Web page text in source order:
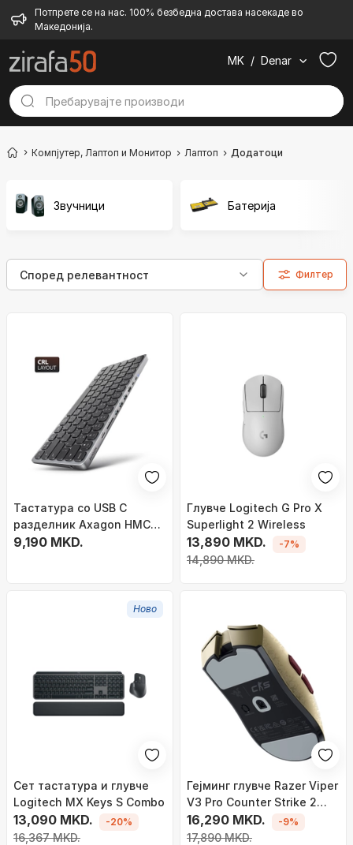
Потпрете се на нас. 100% безбедна достава насекаде во
Македонија.
MK / Denar
Компјутер, Лаптоп и Монитор Лаптоп Додатоци
Звучници Батерија
Филтер
Тастатура со USB C
разделник Axagon HMC
KB CRL, 9 во 1, 0.6m, сива
9,190 MKD.
Глувче Logitech G Pro X
Superlight 2 Wireless
13,890 MKD.
14,890 MKD.
-7%
Ново
Сет тастатура и глувче
Logitech MX Keys S Combo
13,090 MKD.
16,367 MKD.
-20%
Гејминг глувче Razer Viper
V3 Pro Counter Strike 2
Edition, безжично, 35K DPI,
црно
16,290 MKD.
17,890 MKD.
-9%